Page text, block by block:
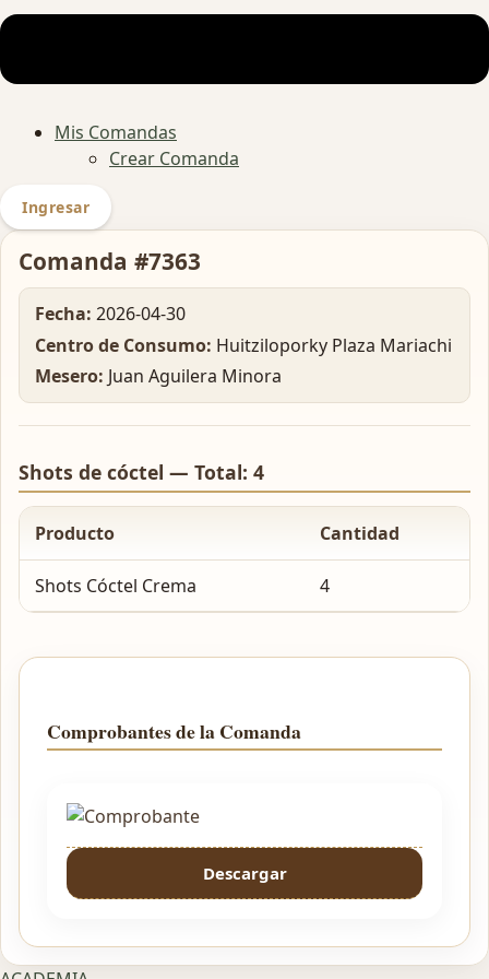
Mis Comandas
Crear Comanda
Ingresar
Comanda #7363
Fecha: 2026-04-30
Centro de Consumo: Huitziloporky Plaza Mariachi
Mesero: Juan Aguilera Minora
Shots de cóctel — Total: 4
Producto Cantidad
Shots Cóctel Crema 4
Comprobantes de la Comanda
Descargar